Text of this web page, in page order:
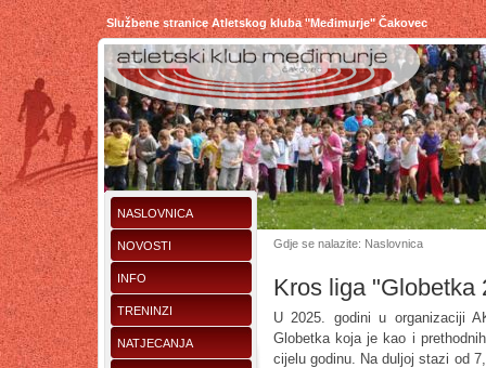
Službene stranice Atletskog kluba "Međimurje" Čakovec
NASLOVNICA
NOVOSTI
INFO
TRENINZI
NATJECANJA
Gdje se nalazite: Naslovnica
Kros liga "Globetka
U 2025. godini u organizaciji
Globetka koja je kao i
cijelu godinu. Na duljoj stazi od